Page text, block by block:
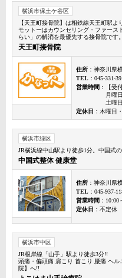
横浜市保土ケ谷区
【天王町接骨院】は相鉄線天王町駅よ
モットーはカウンセリング・ファース
らい」の解消を最優先する接骨院です。
天王町接骨院
住所 ：神奈川県
TEL ：045-331-
営業時間 ：【受
月曜
土曜
定休日 ：木曜日
横浜市緑区
JR横浜線中山駅より徒歩1分。中国式
中国式整体 健康堂
住所 ：神奈川県
TEL ：045-937-
営業時間 ：10:00
定休日 ：不定休
横浜市中区
JR根岸線「山手」駅より徒歩3分!!
頭痛・偏頭痛 肩こり 首こり 腰痛 ヘ
院】へ!!